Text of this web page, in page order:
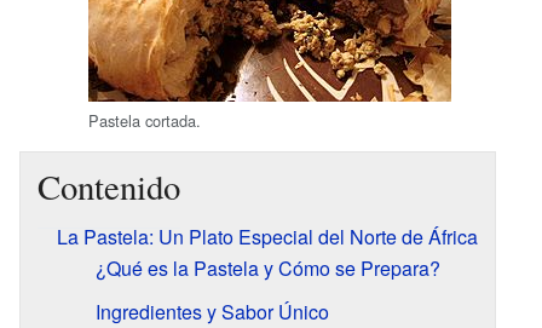
Pastela cortada.
Contenido
La Pastela: Un Plato Especial del Norte de África
¿Qué es la Pastela y Cómo se Prepara?
Ingredientes y Sabor Único